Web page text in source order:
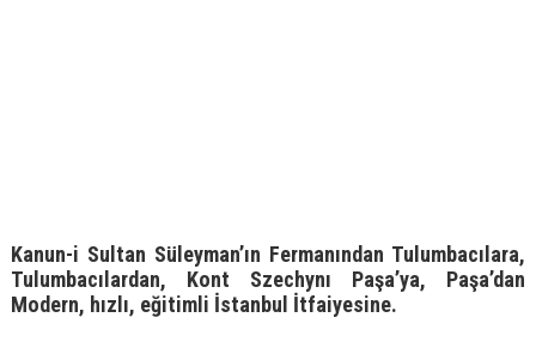
Kanun-i Sultan Süleyman’ın Fermanından Tulumbacılara,
Tulumbacılardan, Kont Szechynı Paşa’ya, Paşa’dan
Modern, hızlı, eğitimli İstanbul İtfaiyesine.